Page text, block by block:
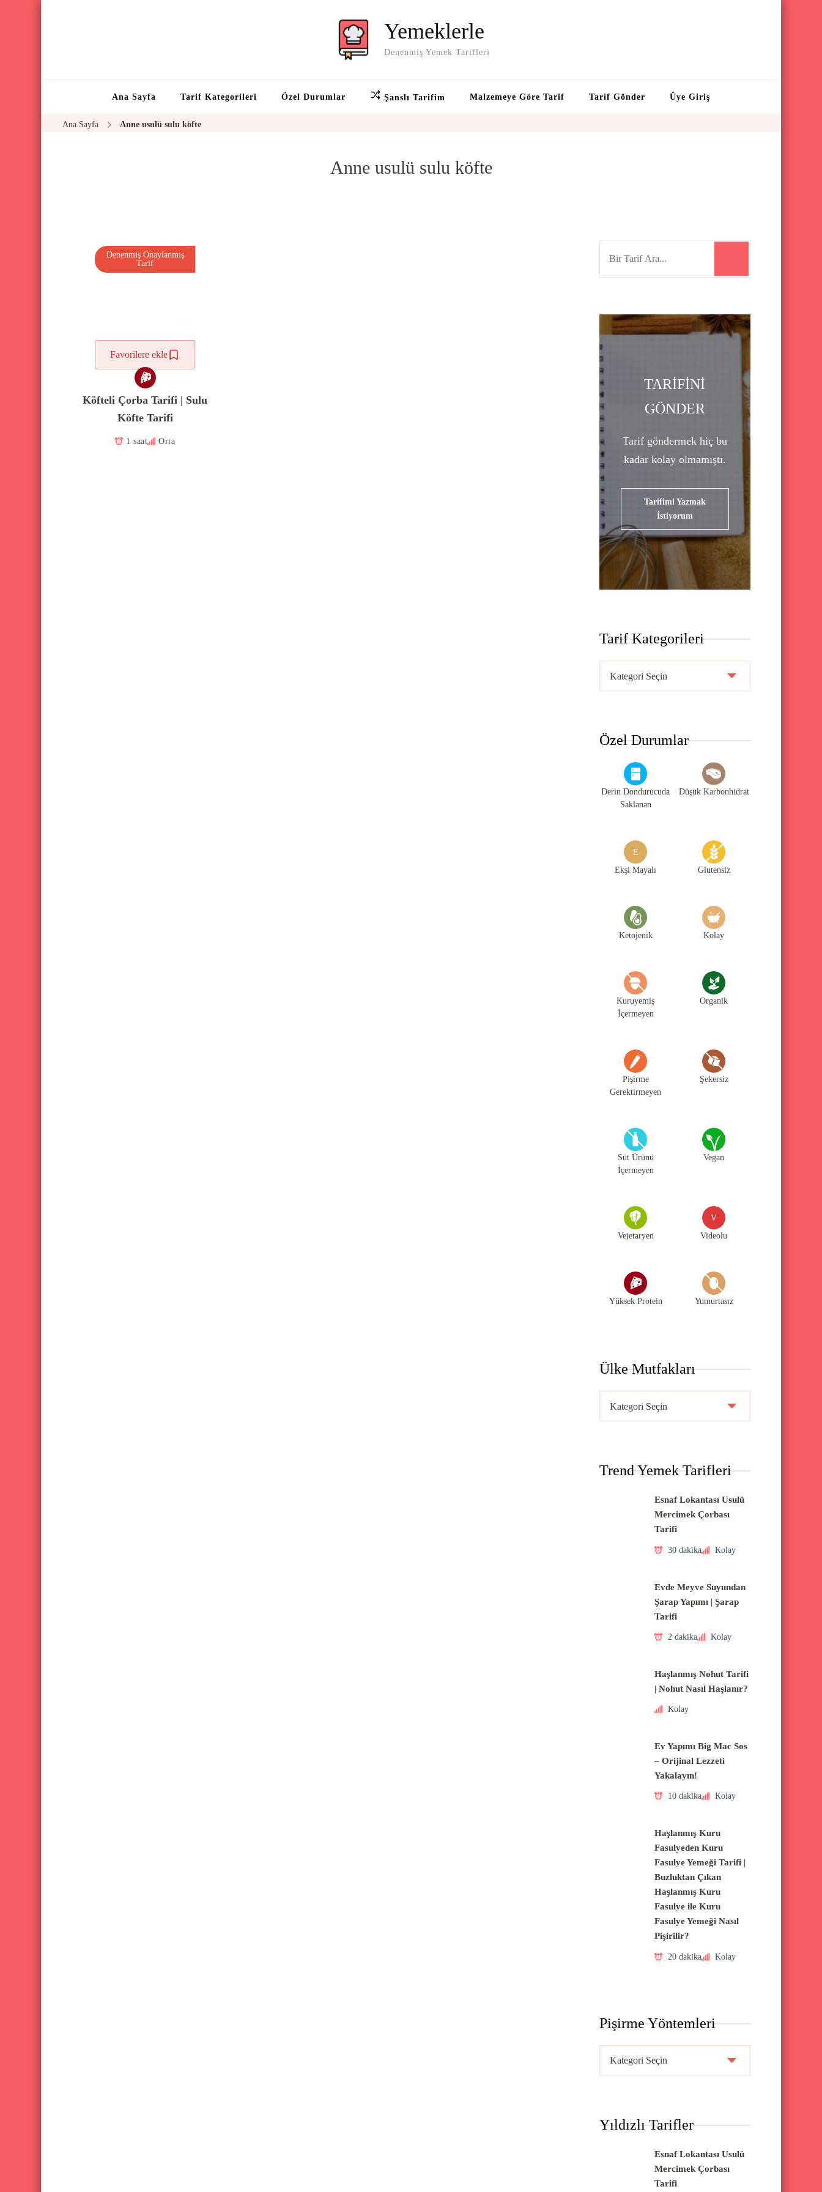
Yemeklerle
Denenmiş Yemek Tarifleri
Ana Sayfa Tarif Kategorileri Özel Durumlar Şanslı Tarifim Malzemeye Göre Tarif Tarif Gönder Üye Giriş
Ana Sayfa Anne usulü sulu köfte
Anne usulü sulu köfte
Favorilere ekle
Denenmiş Onaylanmış
Tarif
Köfteli Çorba Tarifi | Sulu
Köfte Tarifi
1 saat Orta
f
o
r
:
TARİFİNİ
GÖNDER
Tarif göndermek hiç bu
kadar kolay olmamıştı.
Tarifimi Yazmak
İstiyorum
Tarif Kategorileri
a
f
t
Özel Durumlar
Derin Dondurucuda
Saklanan
Düşük Karbonhidrat
E
Ekşi Mayalı Glutensiz
Ketojenik Kolay
Kuruyemiş
İçermeyen
Organik
Pişirme
Gerektirmeyen
Şekersiz
Süt Ürünü
İçermeyen
Vegan
Vejetaryen
V
Videolu
Yüksek Protein Yumurtasız
Ülke Mutfakları
l
M
Trend Yemek Tarifleri
Esnaf Lokantası Usulü
Mercimek Çorbası
Tarifi
30 dakika Kolay
Evde Meyve Suyundan
Şarap Yapımı | Şarap
Tarifi
2 dakika Kolay
Haşlanmış Nohut Tarifi
| Nohut Nasıl Haşlanır?
Kolay
Ev Yapımı Big Mac Sos
– Orijinal Lezzeti
Yakalayın!
10 dakika Kolay
Haşlanmış Kuru
Fasulyeden Kuru
Fasulye Yemeği Tarifi |
Buzluktan Çıkan
Haşlanmış Kuru
Fasulye ile Kuru
Fasulye Yemeği Nasıl
Pişirilir?
20 dakika Kolay
Pişirme Yöntemleri
r
Yıldızlı Tarifler
Esnaf Lokantası Usulü
Mercimek Çorbası
Tarifi